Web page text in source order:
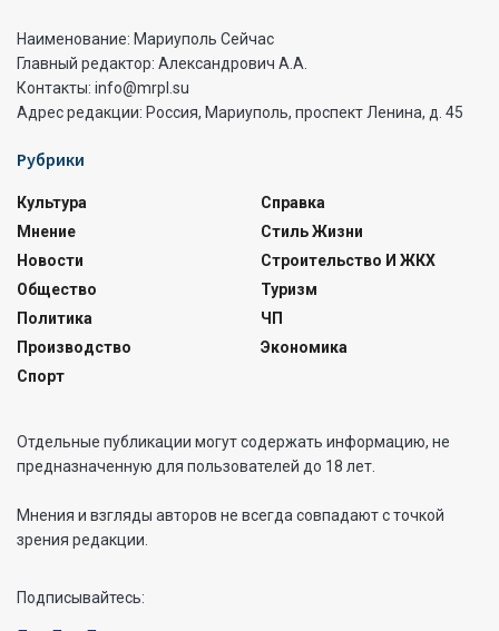
Наименование: Мариуполь Сейчас
Главный редактор: Александрович А.А.
Контакты: info@mrpl.su
Адрес редакции: Россия, Мариуполь, проспект Ленина, д. 45
Рубрики
Культура
Мнение
Новости
Общество
Политика
Производство
Спорт
Справка
Стиль Жизни
Строительство И ЖКХ
Туризм
ЧП
Экономика
Отдельные публикации могут содержать информацию, не
предназначенную для пользователей до 18 лет.
Мнения и взгляды авторов не всегда совпадают с точкой
зрения редакции.
Подписывайтесь: